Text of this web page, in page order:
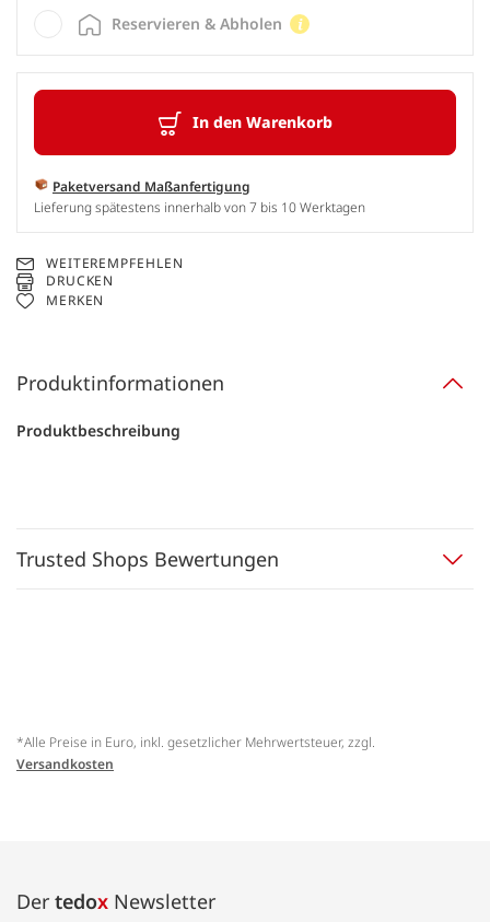
In den Warenkorb
Paketversand Maßanfertigung
Lieferung spätestens innerhalb von 7 bis 10 Werktagen
Reservieren & Abholen
WEITEREMPFEHLEN
DRUCKEN
MERKEN
Produktinformationen
Produktbeschreibung
Trusted Shops Bewertungen
*Alle Preise in Euro, inkl. gesetzlicher Mehrwertsteuer, zzgl.
Versandkosten
Der tedox Newsletter